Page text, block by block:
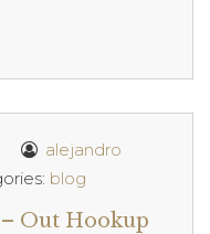
alejandro
blog
Out Hookup